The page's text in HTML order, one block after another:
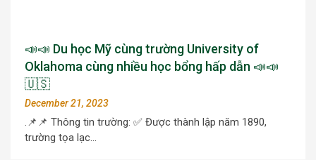
📣📣 Du học Mỹ cùng trường University of
Oklahoma cùng nhiều học bổng hấp dẫn 📣📣
🇺🇸
December 21, 2023
.📌📌 Thông tin trường: ✅ Được thành lập năm 1890,
trường tọa lạc…